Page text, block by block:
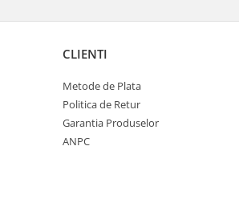
un fel
confortabila a
telefonului.
CLIENTI
Metode de Plata
Politica de Retur
Garantia Produselor
ANPC